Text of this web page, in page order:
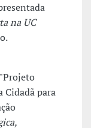
na UC
para